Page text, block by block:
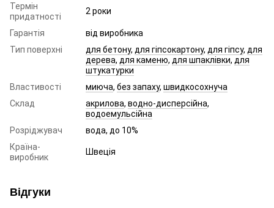
Термін
придатності
2 роки
Гарантія
від виробника
Тип поверхні
для бетону, для гіпсокартону, для гіпсу, для
дерева, для каменю, для шпаклівки, для
штукатурки
Властивості
миюча, без запаху, швидкосохнуча
Склад
акрилова, водно-дисперсійна,
водоемульсійна
Розріджувач
вода, до 10%
Країна-
виробник
Швеція
Відгуки